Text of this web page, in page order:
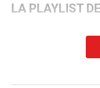
LA PLAYLIST